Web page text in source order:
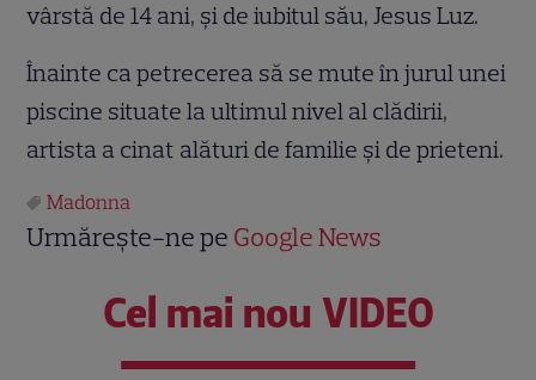
vârstă de 14 ani, şi de iubitul său, Jesus Luz.
Înainte ca petrecerea să se mute în jurul unei
piscine situate la ultimul nivel al clădirii,
artista a cinat alături de familie şi de prieteni.
Madonna
Urmărește-ne pe Google News
Cel mai nou VIDEO